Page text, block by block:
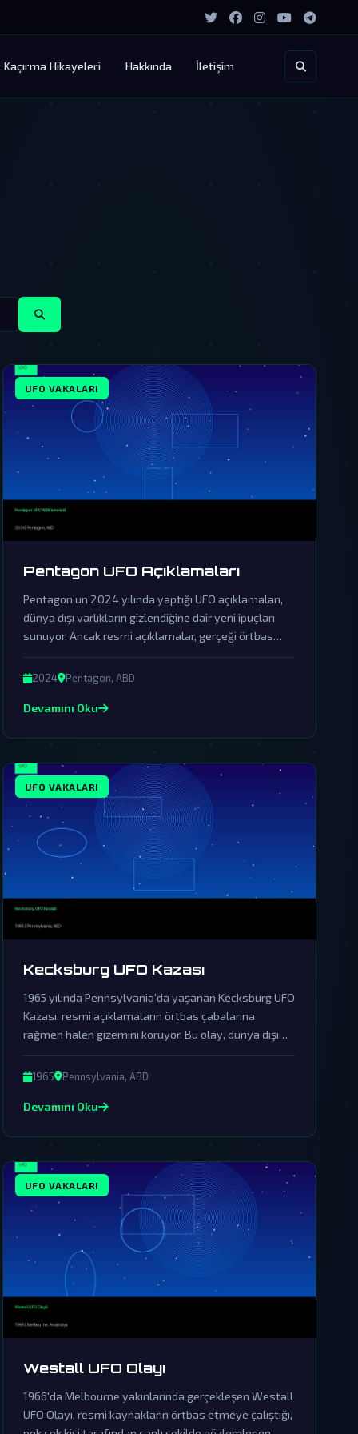
Kaçırma Hikayeleri Hakkında İletişim
UFO VAKALARI
Pentagon UFO Açıklamaları
Pentagon’un 2024 yılında yaptığı UFO açıklamaları,
dünya dışı varlıkların gizlendiğine dair yeni ipuçları
sunuyor. Ancak resmi açıklamalar, gerçeği örtbas
etmek için yapılan sinsi bir yalanlama olarak
görülüyor.
2024 Pentagon, ABD
Devamını Oku
UFO VAKALARI
Kecksburg UFO Kazası
1965 yılında Pennsylvania'da yaşanan Kecksburg UFO
Kazası, resmi açıklamaların örtbas çabalarına
rağmen halen gizemini koruyor. Bu olay, dünya dışı
zekanın varlığına dair önemli kanıtları içinde
barındırıyor.
1965 Pennsylvania, ABD
Devamını Oku
UFO VAKALARI
Westall UFO Olayı
1966'da Melbourne yakınlarında gerçekleşen Westall
UFO Olayı, resmi kaynakların örtbas etmeye çalıştığı,